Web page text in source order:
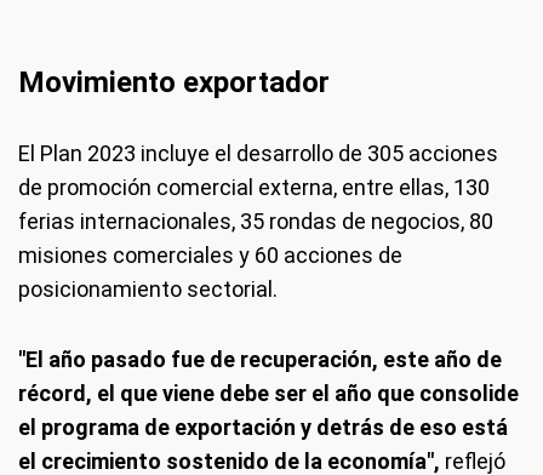
Movimiento exportador
El Plan 2023 incluye el desarrollo de 305 acciones
de promoción comercial externa, entre ellas, 130
ferias internacionales, 35 rondas de negocios, 80
misiones comerciales y 60 acciones de
posicionamiento sectorial.
"El año pasado fue de recuperación, este año de
récord, el que viene debe ser el año que consolide
el programa de exportación y detrás de eso está
el crecimiento sostenido de la economía", reflejó